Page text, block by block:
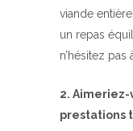
viande
un repas
n’hésitez
2. Aimeriez-
prestations